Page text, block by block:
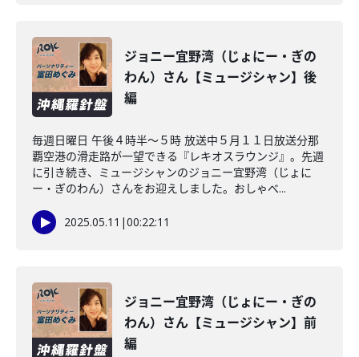
ジョニー宜野湾（じょにー・ぎの
わん）さん【ミュージシャン】後
編
毎週日曜日 午後４時半～５時 放送中５月１１日放送分那
覇空港の滑走路が一望できる『レキオスラウンジ』。先週
に引き続き、ミュージシャンのジョニー宜野湾（じょに
ー・ぎのわん）さんをお迎えしました。おしゃべ...
2025.05.11 |00:22:11
ジョニー宜野湾（じょにー・ぎの
わん）さん【ミュージシャン】前
編